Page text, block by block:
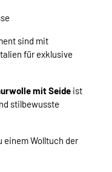
sind mit
für exklusive
mit Seide ist
stilbewusste
einem Wolltuch der